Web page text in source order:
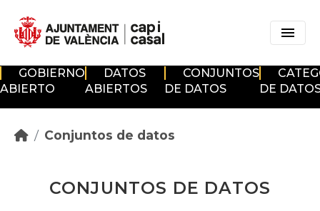
GOBIERNO
ABIERTO
DATOS
ABIERTOS
CONJUNTOS
DE DATOS
DE
Conjuntos de datos
CONJUNTOS DE DATOS